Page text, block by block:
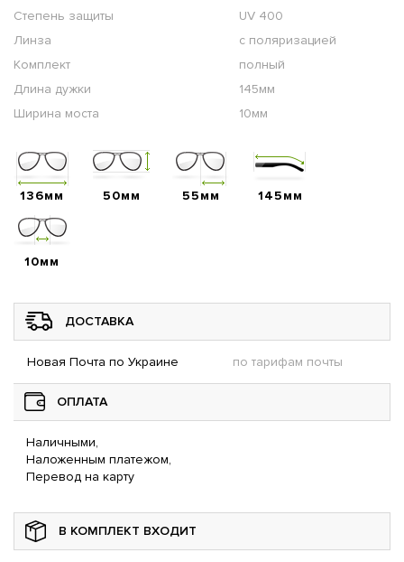
Степень защиты
UV 400
Линза
с поляризацией
Комплект
полный
Длина дужки
145мм
Ширина моста
10мм
136мм 50мм 55мм 145мм
10мм
ДОСТАВКА
Новая Почта по Украине по тарифам почты
ОПЛАТА
Наличными,
Наложенным платежом,
Перевод на карту
В КОМПЛЕКТ ВХОДИТ